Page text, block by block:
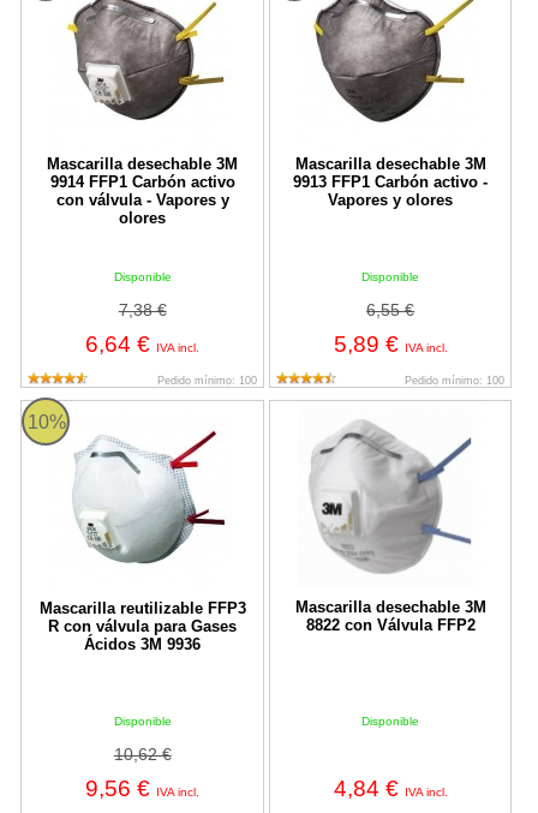
Mascarilla desechable 3M
9914 FFP1 Carbón activo
con válvula - Vapores y
olores
Disponible
7,38 €
6,64 € IVA incl.
Pedido mínimo: 100
Mascarilla desechable 3M
9913 FFP1 Carbón activo -
Vapores y olores
Disponible
6,55 €
5,89 € IVA incl.
Pedido mínimo: 100
10%
Mascarilla reutilizable FFP3
R con válvula para Gases
Ácidos 3M 9936
Disponible
10,62 €
9,56 € IVA incl.
Mascarilla reutilizable FFP3 R con válvula para Gases Ácidos
Mascarilla desechable 3M
8822 con Válvula FFP2
Disponible
4,84 € IVA incl.